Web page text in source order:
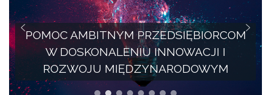
POMOC AMBITNYM PRZEDSIĘBIORCOM
W DOSKONALENIU INNOWACJI I
ROZWOJU MIĘDZYNARODOWYM